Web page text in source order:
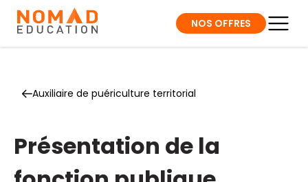
NOS OFFRES
Auxiliaire de puériculture territorial
Présentation de la